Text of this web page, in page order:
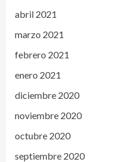
abril 2021
marzo 2021
febrero 2021
enero 2021
diciembre 2020
noviembre 2020
octubre 2020
septiembre 2020